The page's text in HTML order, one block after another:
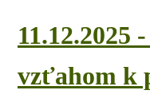
11.12.2025
vzťahom k